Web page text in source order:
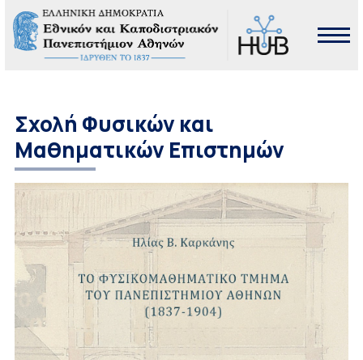
Σχολή Φυσικών και
Μαθηματικών Επιστημών